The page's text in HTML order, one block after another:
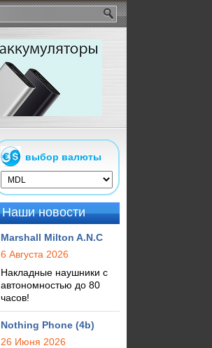
выбор валюты
Наши новости
Marshall Milton A.N.C
6 Августа 2026
Накладные наушники с
автономностью до 80
часов!
Nothing Phone (4b)
26 Июня 2026